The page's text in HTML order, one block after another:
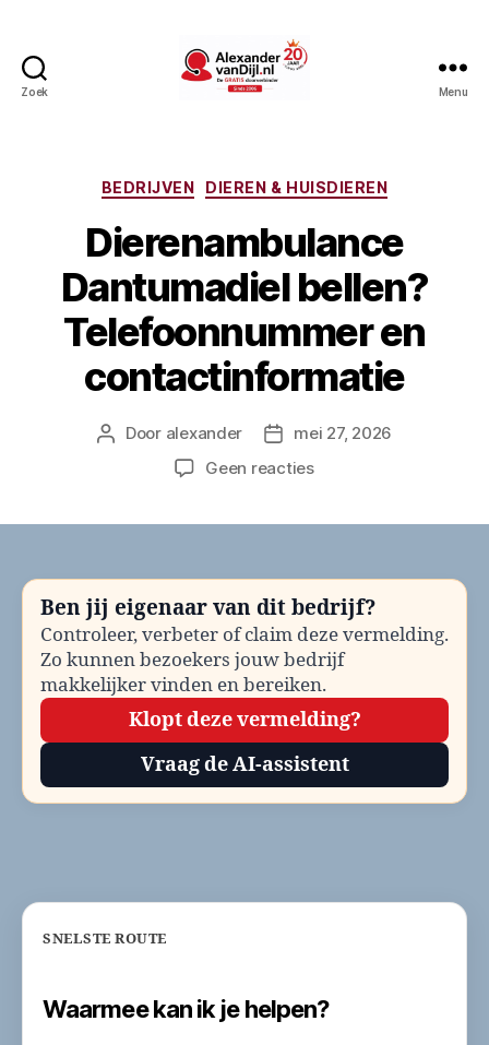
Zoek Menu
Categorieën
BEDRIJVEN DIEREN & HUISDIEREN
Dierenambulance
Dantumadiel bellen?
Telefoonnummer en
contactinformatie
Berichtauteur
Door alexander Berichtdatum
mei 27, 2026
Geen reactiesop
en
contactinformatie
Ben jij eigenaar van dit bedrijf?
Controleer, verbeter of claim deze vermelding.
Zo kunnen bezoekers jouw bedrijf
makkelijker vinden en bereiken.
Klopt deze vermelding?
Vraag de AI-assistent
SNELSTE ROUTE
Waarmee kan ik je helpen?